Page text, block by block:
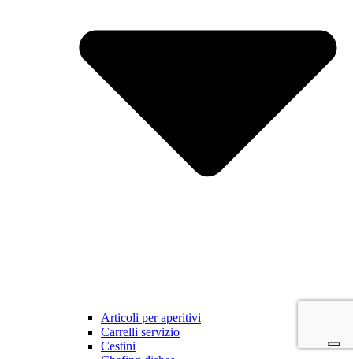
Articoli per aperitivi
Carrelli servizio
Cestini